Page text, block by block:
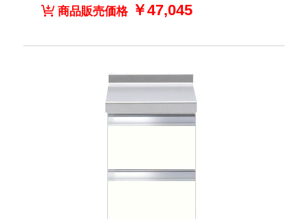
商品販売価格￥47,045